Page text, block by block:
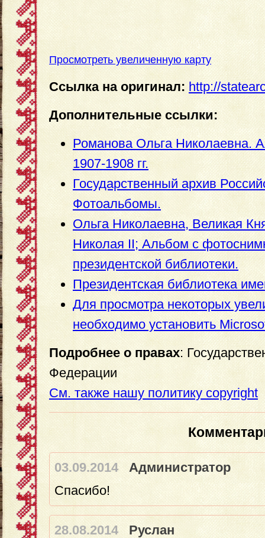
Просмотреть увеличенную карту
Ссылка на оригинал: http://
Дополнительные ссылки:
Романова Ольга Николаевна.
1907-1908 гг.
Государственный архив
Фотоальбомы.
Ольга Николаевна, Великая
Николая II; Альбом с
президентской библиотеки.
Президентская библиотека
Для просмотра некоторых
необходимо установить
Подробнее о правах:
Федерации
См. также нашу политику copyright
03.09.2014
Администратор
Спасибо!
28.08.2014
Руслан